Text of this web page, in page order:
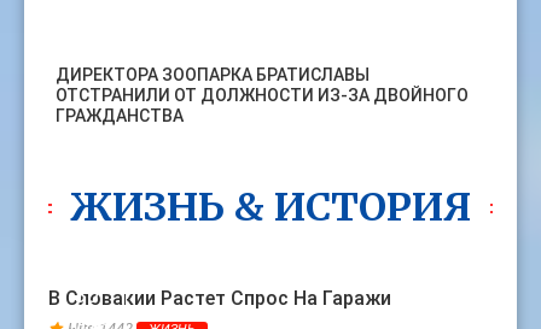
ДИРЕКТОРА ЗООПАРКА БРАТИСЛАВЫ
ОТСТРАНИЛИ ОТ ДОЛЖНОСТИ ИЗ-ЗА ДВОЙНОГО
ГРАЖДАНСТВА
ЖИЗНЬ & ИСТОРИЯ
В Словакии Растет Спрос На Гаражи
30